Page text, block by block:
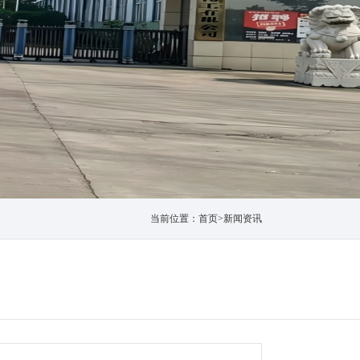
当前位置： 首页>新闻资讯